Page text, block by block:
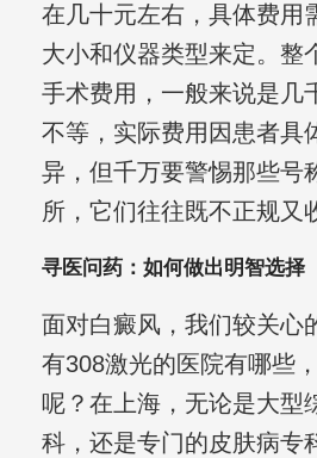
在几十元左右，具体费用
大小和仪器类型来定。整
手术费用，一般来说是几
不等，实际费用因患者具
异，但千万要警惕那些号
所，它们往往既不正规又
寻医问药：如何做出明智选择
面对白癜风，我们较关心
有308激光的医院有哪些
呢？在上海，无论是大型
科，还是专门的皮肤病专